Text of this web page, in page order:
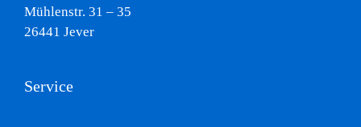
Mühlenstr. 31 – 35
26441 Jever
Service